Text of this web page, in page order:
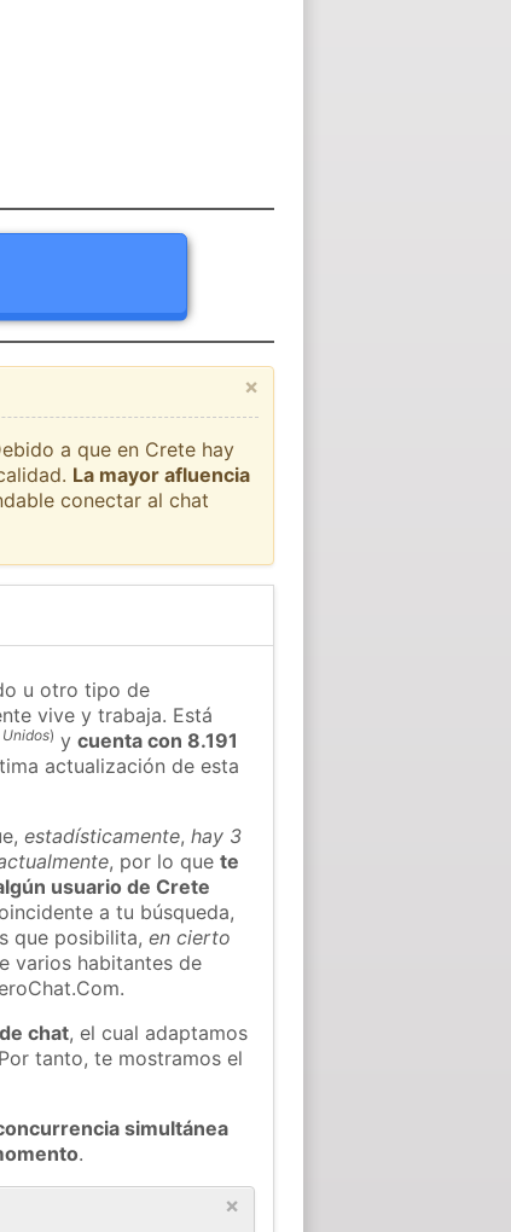
×
a que en Crete hay
La mayor afluencia
conectar al chat
u otro tipo de
vive y trabaja. Está
) ycuenta con 8.191
actualización de esta
estadísticamente,hay 3
, por lo quete
usuario de Crete
a tu búsqueda,
que posibilita,en cierto
varios habitantes de
chat, el cual adaptamos
tanto, te mostramos el
simultánea
.
×